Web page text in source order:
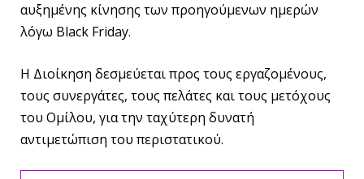
αυξημένης κίνησης των προηγούμενων ημερών
λόγω Black Friday.
Η Διοίκηση δεσμεύεται προς τους εργαζομένους,
τους συνεργάτες, τους πελάτες και τους μετόχους
του Ομίλου, για την ταχύτερη δυνατή
αντιμετώπιση του περιστατικού.